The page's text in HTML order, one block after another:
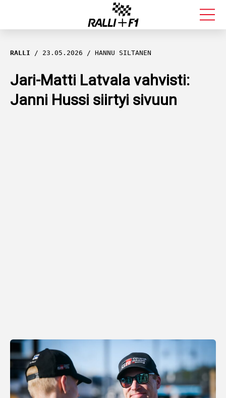
FORMULA 1
RALLI
KALLE ROVANPERÄ
RALLI 23.05.2026 HANNU SILTANEN
Jari-Matti Latvala vahvisti:
Janni Hussi siirtyi sivuun